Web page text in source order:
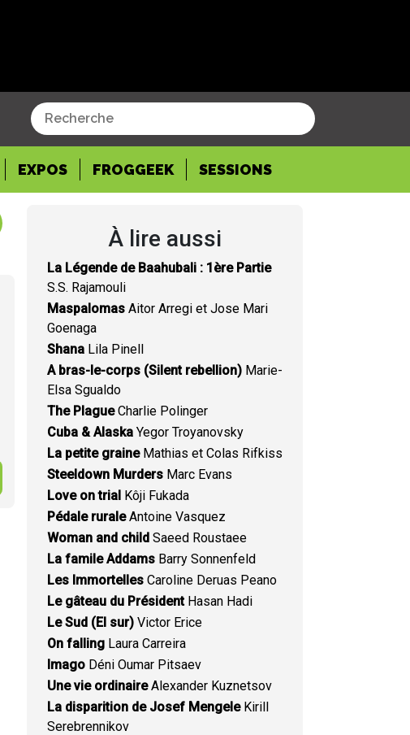
EXPOS FROGGEEK SESSIONS
À lire aussi
La Légende de Baahubali : 1ère Partie
S.S. Rajamouli
Maspalomas Aitor Arregi et Jose Mari
Goenaga
Shana Lila Pinell
A bras-le-corps (Silent rebellion) Marie-
Elsa Sgualdo
The PlagueCharlie Polinger
Cuba & Alaska Yegor Troyanovsky
La petite graineMathias et Colas Rifkiss
Steeldown Murders Marc Evans
Love on trial Kôji Fukada
Pédale ruraleAntoine Vasquez
Woman and child Saeed Roustaee
La famile Addams Barry Sonnenfeld
Les Immortelles Caroline Deruas Peano
Le gâteau du PrésidentHasan Hadi
Le Sud (El sur) Victor Erice
On falling Laura Carreira
Imago Déni Oumar Pitsaev
Une vie ordinaireAlexander Kuznetsov
La disparition de Josef MengeleKirill
Serebrennikov